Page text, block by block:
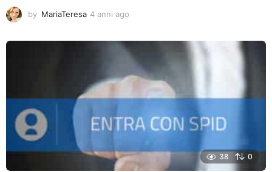
by MariaTeresa 4 anni ago
38 0